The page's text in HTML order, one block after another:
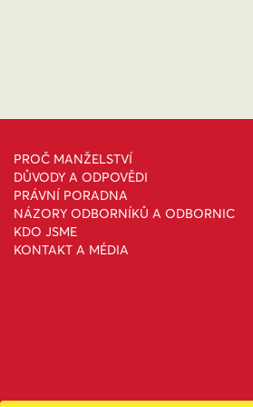
PROČ MANŽELSTVÍ
DŮVODY A ODPOVĚDI
PRÁVNÍ PORADNA
NÁZORY ODBORNÍKŮ A ODBORNIC
KDO JSME
KONTAKT A MÉDIA